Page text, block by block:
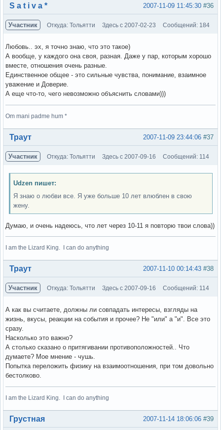
Вне форума #36
2007-11-09 11:45:30
S a t i v a *
Участник Откуда: Тольятти Здесь с 2007-02-23 Сообщений: 184
Любовь.. эх, я точно знаю, что это такое)
А вообще, у каждого она своя, разная. Даже у пар, которым хорошо
вместе, отношения очень разные.
Единственное общее - это сильные чувства, понимание, взаимное
уважение и Доверие.
А еще что-то, чего невозможно объяснить словами)))
Om mani padme hum *
Вне форума #37
2007-11-09 23:44:06
Траут
Участник Откуда: Тольятти Здесь с 2007-09-16 Сообщений: 114
Udzen пишет:
Я знаю о любви все. Я уже больше 10 лет влюблен в свою
жену.
Думаю, и очень надеюсь, что лет через 10-11 я повторю твои слова))
I am the Lizard King. I can do anything
Вне форума #38
2007-11-10 00:14:43
Траут
Участник Откуда: Тольятти Здесь с 2007-09-16 Сообщений: 114
А как вы считаете, должны ли совпадать интересы, взгляды на
жизнь, вкусы, реакции на события и прочее? Не "или" а "и". Все это
сразу.
Насколько это важно?
А столько сказано о притягивании противоположностей.. Что
думаете? Мое мнение - чушь.
Попытка переложить физику на взаимоотношения, при том довольно
бестолково.
I am the Lizard King. I can do anything
Вне форума #39
2007-11-14 18:06:06
Грустная